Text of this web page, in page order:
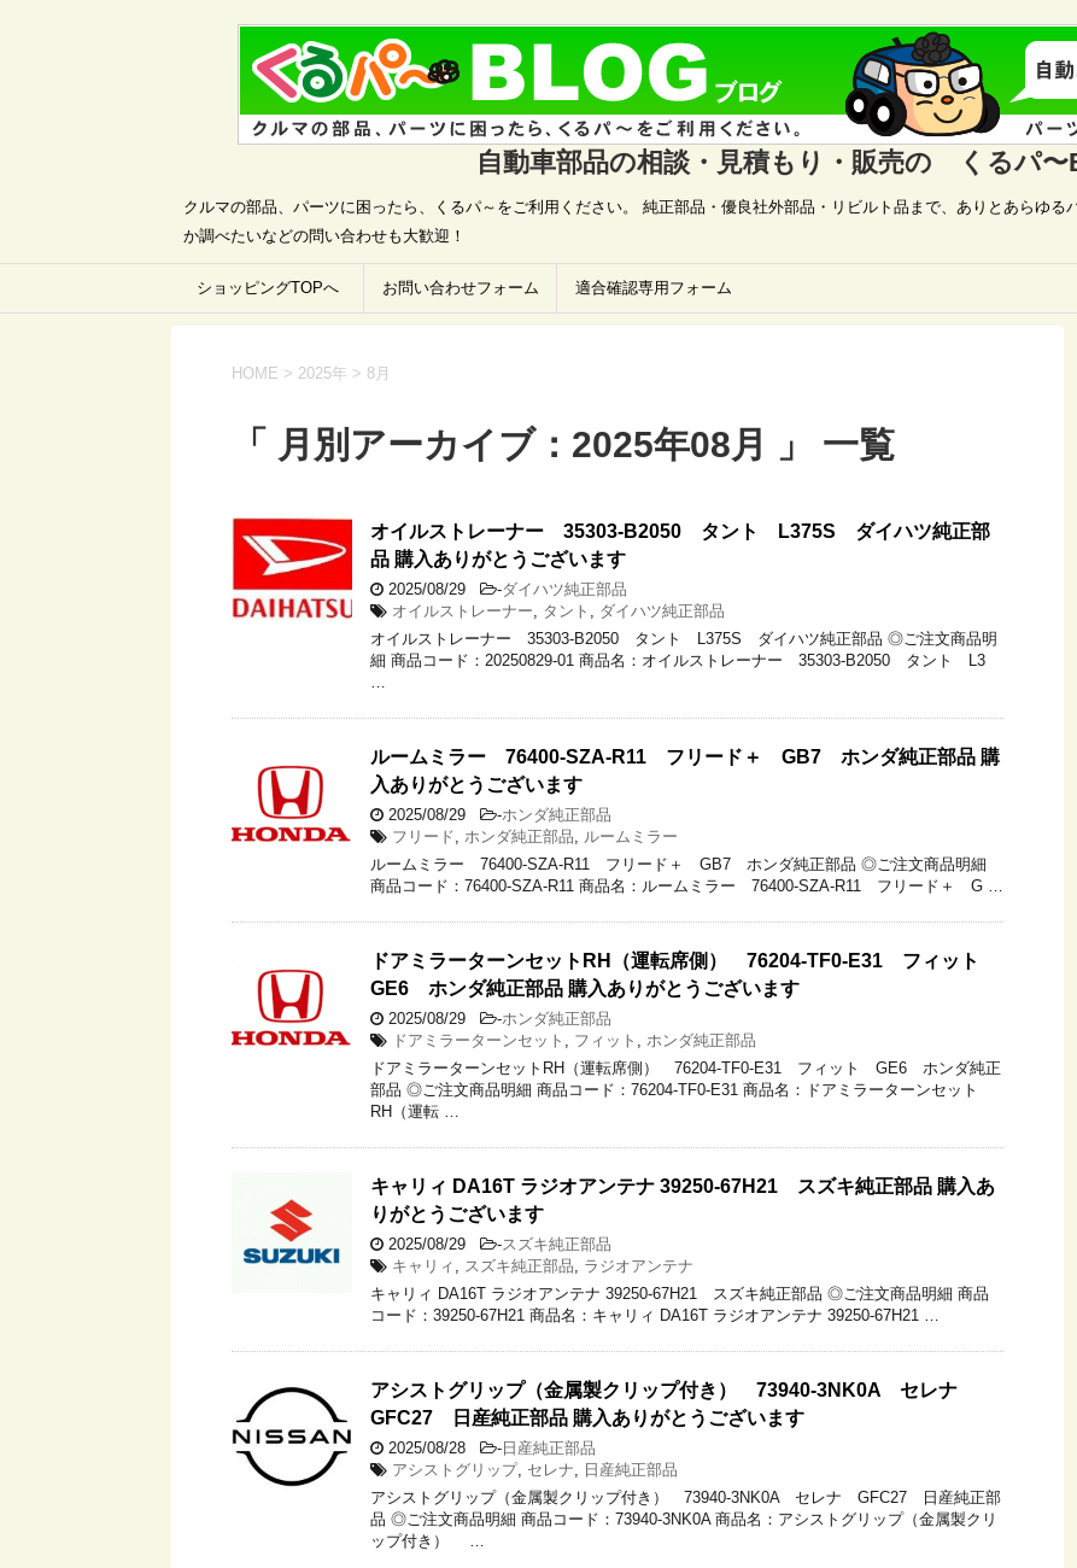
自動車部品の相談・見積もり・販売の くるパ〜
クルマの部品、パーツに困ったら、くるパ～をご利用ください。 純正部品・優良社外部品・リビルト品まで、ありとあらゆ
か調べたいなどの問い合わせも大歓迎！
ショッピングTOPへ お問い合わせフォーム 適合確認専用フォーム
HOME > 2025年 > 8月
「 月別アーカイブ：2025年08月 」 一覧
オイルストレーナー 35303-B2050 タント L375S ダイハツ純正部
品 購入ありがとうございます
2025/08/29 -ダイハツ純正部品
オイルストレーナー, タント , ダイハツ純正部品
オイルストレーナー 35303-B2050 タント L375S ダイハツ純正部品 ◎ご注文商品明
細 商品コード：20250829-01 商品名：オイルストレーナー 35303-B2050 タント L3
…
ルームミラー 76400-SZA-R11 フリード＋ GB7 ホンダ純正部品 購
入ありがとうございます
2025/08/29 -ホンダ純正部品
フリード, ホンダ純正部品, ルームミラー
ルームミラー 76400-SZA-R11 フリード＋ GB7 ホンダ純正部品 ◎ご注文商品明細
商品コード：76400-SZA-R11 商品名：ルームミラー 76400-SZA-R11 フリード＋ G …
ドアミラーターンセットRH（運転席側） 76204-TF0-E31 フィット
GE6 ホンダ純正部品 購入ありがとうございます
2025/08/29 -ホンダ純正部品
ドアミラーターンセット , フィット , ホンダ純正部品
ドアミラーターンセットRH（運転席側） 76204-TF0-E31 フィット GE6 ホンダ純正
部品 ◎ご注文商品明細 商品コード：76204-TF0-E31 商品名：ドアミラーターンセット
RH（運転 …
キャリィ DA16T ラジオアンテナ 39250-67H21 スズキ純正部品 購入あ
りがとうございます
2025/08/29 -スズキ純正部品
キャリィ , スズキ純正部品, ラジオアンテナ
キャリィ DA16T ラジオアンテナ 39250-67H21 スズキ純正部品 ◎ご注文商品明細 商品
コード：39250-67H21 商品名：キャリィ DA16T ラジオアンテナ 39250-67H21 …
アシストグリップ（金属製クリップ付き） 73940-3NK0A セレナ
GFC27 日産純正部品 購入ありがとうございます
2025/08/28 - 日産純正部品
アシストグリップ, セレナ, 日産純正部品
アシストグリップ（金属製クリップ付き） 73940-3NK0A セレナ GFC27 日産純正部
品 ◎ご注文商品明細 商品コード：73940-3NK0A 商品名：アシストグリップ（金属製クリ
ップ付き） …